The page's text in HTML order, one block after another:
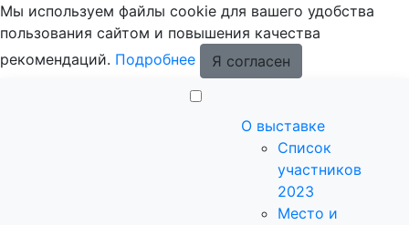
Мы используем файлы cookie для вашего удобства
пользования сайтом и повышения качества
рекомендаций. Подробнее Я согласен
О выставке
Список
участников
2023
Место и